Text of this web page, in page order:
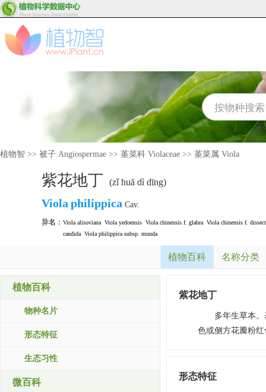
植物智 >> 被子 Angiospermae >> 堇菜科 Violaceae >> 堇菜属 Viola
紫花地丁 (zǐ huā dì dīng)
Viola philippica Cav.
异名： Viola alisoviana Viola yedoensis Viola chinensis f. glabra Viola chinensis f.
candida Viola philippica subsp. munda
植物百科 名称分类
植物百科
物种名片
形态特征
生态习性
微百科
紫花地丁
多年生草本
色或侧方花瓣粉
形态特征